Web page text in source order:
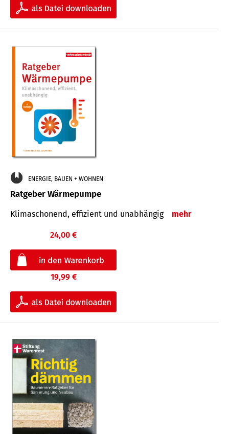
ENERGIE, BAUEN + WOHNEN
Ratgeber Wärmepumpe
Klimaschonend, effizient und unabhängig mehr
24,00 €
19,99 €